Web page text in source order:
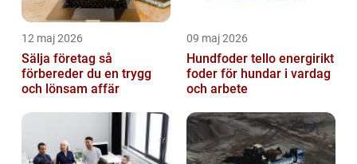
12 maj 2026
Sälja företag så
förbereder du en trygg
och lönsam affär
09 maj 2026
Hundfoder tello energirikt
foder för hundar i vardag
och arbete